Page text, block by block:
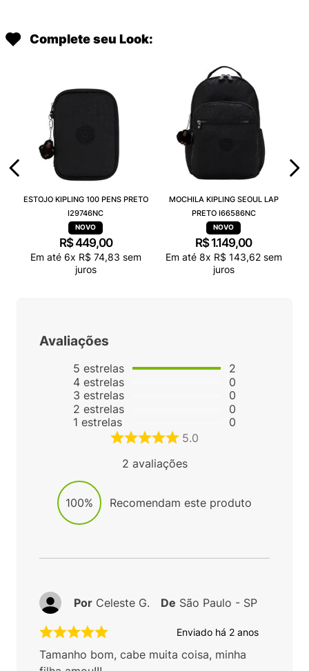
Complete seu Look:
ESTOJO KIPLING 100 PENS PRETO
I29746NC
R$449,00
Em até 6x R$ 74,83 sem
juros
MOCHILA KIPLING SEOUL LAP
PRETO I66586NC
R$ 1.149,00
Em até 8x R$ 143,62sem
juros
Avaliações
5 estrelas
4 estrelas
3 estrelas
2 estrelas
1 estrelas
2
0
0
0
0
5.0
2 avaliações
100% Recomendam este produto
Enviado há 2 anos
Tamanho bom, cabe muita coisa, minha
Por Celeste G. De São Paulo - SP